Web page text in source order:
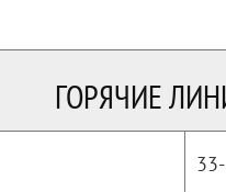
ГОРЯЧИЕ